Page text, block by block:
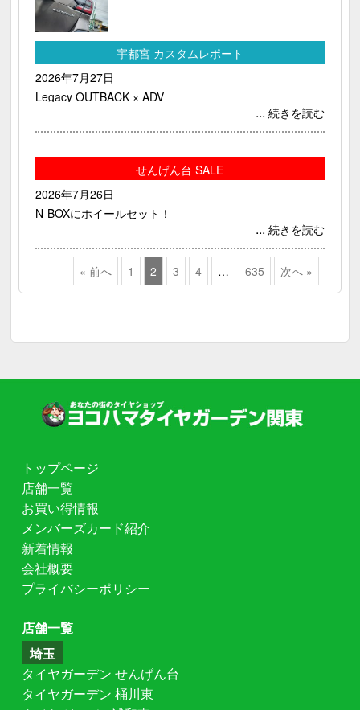
宇都宮 カスタムレポート
2026年7月27日
Legacy OUTBACK × ADV
...続きを読む
せんげん台 SALE
2026年7月26日
N-BOXにホイールセット！
...続きを読む
« 前へ 1 2 3 4 … 635 次へ »
トップページ
店舗一覧
お買い得情報
メンバーズカード紹介
新着情報
会社概要
プライバシーポリシー
店舗一覧
埼玉
タイヤガーデン せんげん台
タイヤガーデン 桶川東